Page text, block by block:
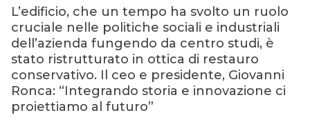
L’edificio, che un tempo ha svolto un ruolo
cruciale nelle politiche sociali e industriali
dell’azienda fungendo da centro studi, è
stato ristrutturato in ottica di restauro
conservativo. Il ceo e presidente, Giovanni
Ronca: “Integrando storia e innovazione ci
proiettiamo al futuro”